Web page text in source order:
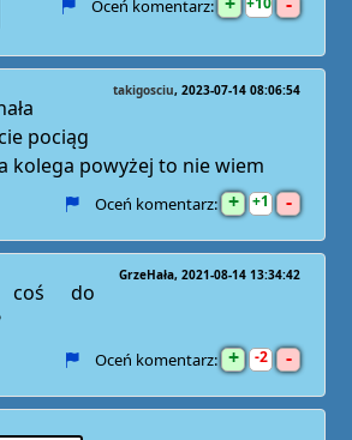
Oceń komentarz:
takigosciu 2023-07-14 08:06:54
pociąg
kolega powyżej to nie wiem
Oceń komentarz: + 1 -
GrzeHała 2021-08-14 13:34:42
coś do
Oceń komentarz: + 2 -